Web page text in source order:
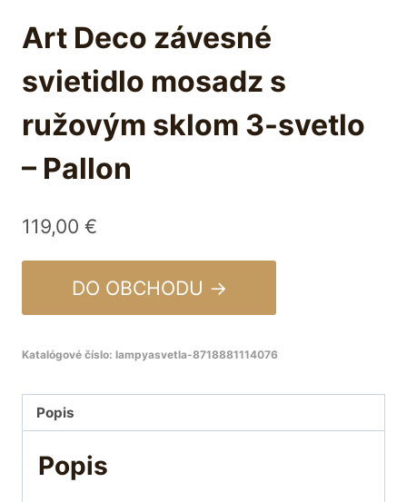
Art Deco závesné
svietidlo mosadz s
ružovým sklom 3-svetlo
– Pallon
119,00 €
DO OBCHODU →
Katalógové číslo: lampyasvetla-8718881114076
Popis
Popis